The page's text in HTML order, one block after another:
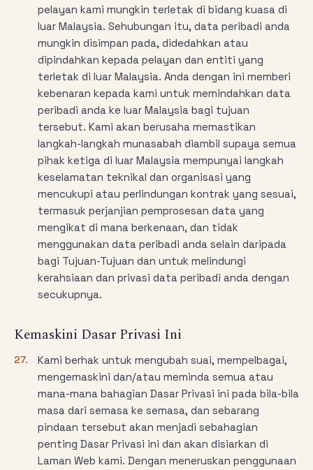
pelayan kami mungkin terletak di bidang kuasa di
luar Malaysia. Sehubungan itu, data peribadi anda
mungkin disimpan pada, didedahkan atau
dipindahkan kepada pelayan dan entiti yang
terletak di luar Malaysia. Anda dengan ini memberi
kebenaran kepada kami untuk memindahkan data
peribadi anda ke luar Malaysia bagi tujuan
tersebut. Kami akan berusaha memastikan
langkah-langkah munasabah diambil supaya semua
pihak ketiga di luar Malaysia mempunyai langkah
keselamatan teknikal dan organisasi yang
mencukupi atau perlindungan kontrak yang sesuai,
termasuk perjanjian pemprosesan data yang
mengikat di mana berkenaan, dan tidak
menggunakan data peribadi anda selain daripada
bagi Tujuan-Tujuan dan untuk melindungi
kerahsiaan dan privasi data peribadi anda dengan
secukupnya.
Kemaskini Dasar Privasi Ini
27.
Kami berhak untuk mengubah suai, mempelbagai,
mengemaskini dan/atau meminda semua atau
mana-mana bahagian Dasar Privasi ini pada bila-bila
masa dari semasa ke semasa, dan sebarang
pindaan tersebut akan menjadi sebahagian
penting Dasar Privasi ini dan akan disiarkan di
Laman Web kami. Dengan meneruskan penggunaan